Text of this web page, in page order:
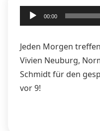
Audio-
Player
00:00
Jeden Morgen
Vivien Neuburg,
Schmidt für den
vor 9!